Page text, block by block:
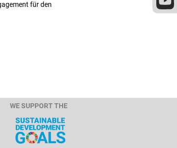
für den
WE SUPPORT THE